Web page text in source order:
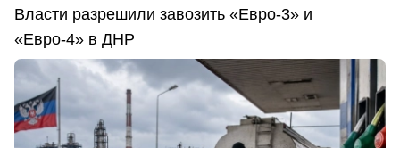
Власти разрешили завозить «Евро-3» и
«Евро-4» в ДНР